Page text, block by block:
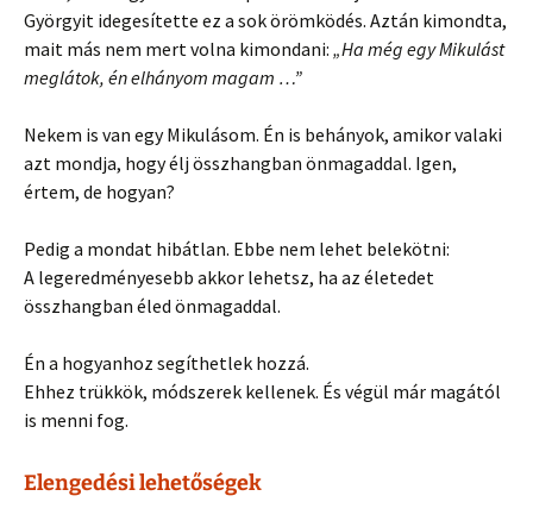
Györgyit idegesítette ez a sok örömködés. Aztán kimondta,
mait más nem mert volna kimondani: „Ha még egy Mikulást
meglátok, én elhányom magam …”
Nekem is van egy Mikulásom. Én is behányok, amikor valaki
azt mondja, hogy élj összhangban önmagaddal. Igen,
értem, de hogyan?
Pedig a mondat hibátlan. Ebbe nem lehet belekötni:
A legeredményesebb akkor lehetsz, ha az életedet
összhangban éled önmagaddal.
Én a hogyanhoz segíthetlek hozzá.
Ehhez trükkök, módszerek kellenek. És végül már magától
is menni fog.
Elengedési lehetőségek